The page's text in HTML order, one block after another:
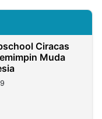
Ciracas
Muda